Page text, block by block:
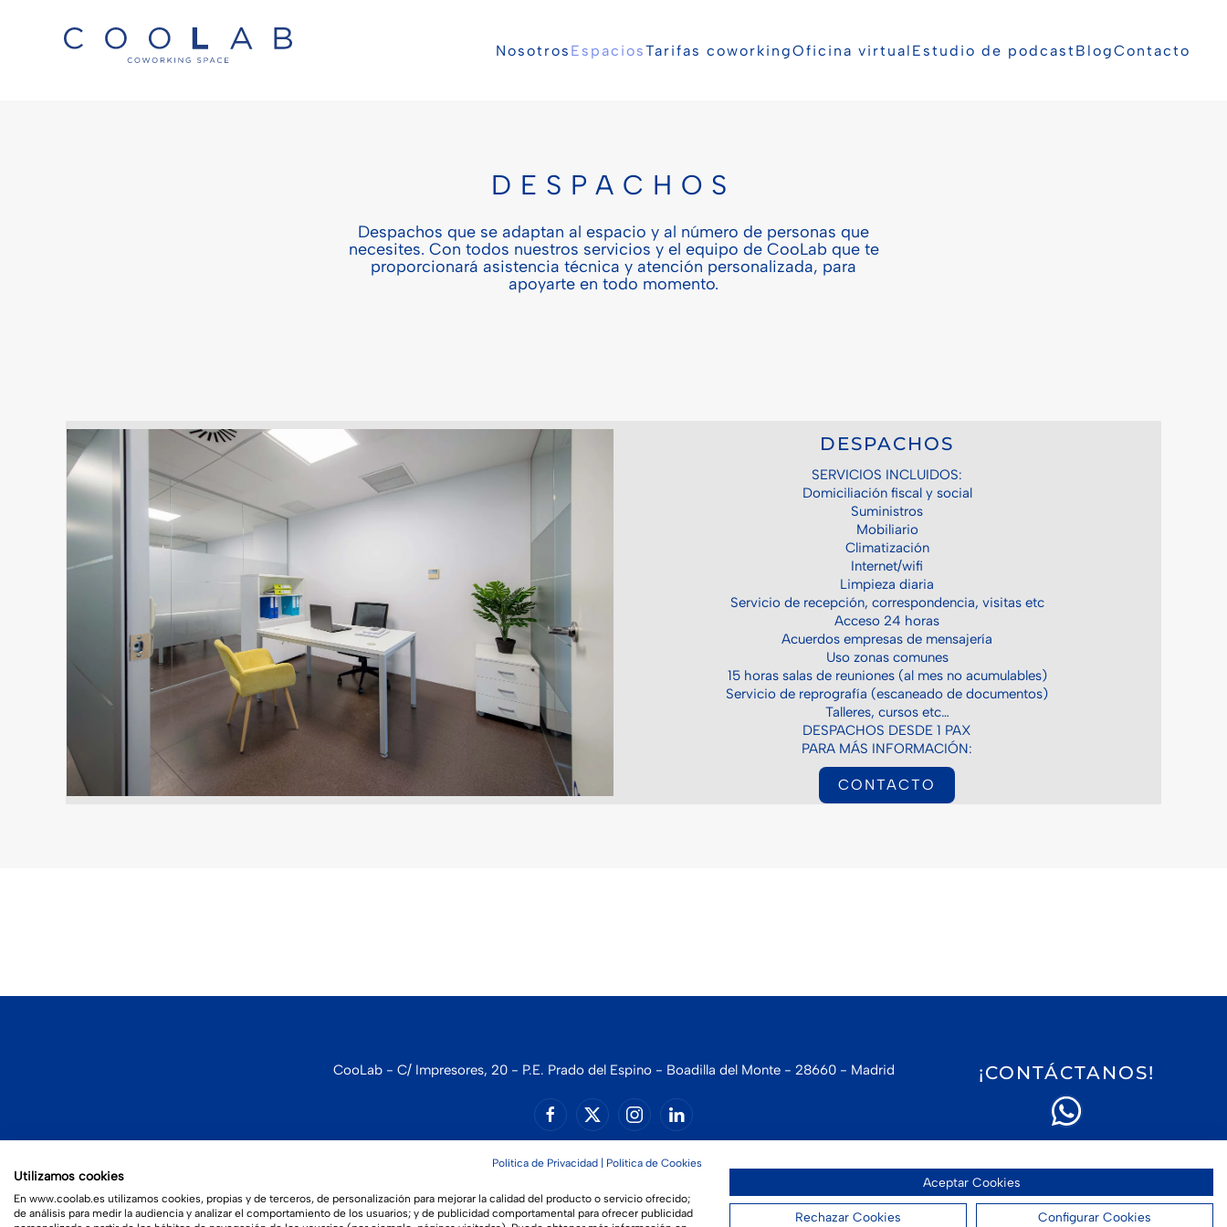
Skip to main content Nosotros EspaciosTarifas coworkingOficina virtual Estudio de podcast BlogContacto
DESPACHOS
Despachos que se adaptan al espacio y al número de personas que
necesites. Con todos nuestros servicios y el equipo de CooLab que te
proporcionará asistencia técnica y atención personalizada, para
apoyarte en todo momento.
DESPACHOS
SERVICIOS INCLUIDOS:
Domiciliación fiscal y social
Suministros
Mobiliario
Climatización
Internet/wifi
Limpieza diaria
Servicio de recepción, correspondencia, visitas etc
Acceso 24 horas
Acuerdos empresas de mensajería
Uso zonas comunes
15 horas salas de reuniones (al mes no acumulables)
Servicio de reprografía (escaneado de documentos)
Talleres, cursos etc…
DESPACHOS DESDE 1 PAX
PARA MÁS INFORMACIÓN:
CONTACTO
CooLab - C/ Impresores, 20 - P.E. Prado del Espino - Boadilla del Monte - 28660 - Madrid
Aviso legal|Política de privacidad|Política de cookies
¡CONTÁCTANOS!
Política de Privacidad Política de Cookies
Utilizamos cookies
En www.coolab.es utilizamos cookies, propias y de terceros, de personalización para mejorar la calidad del producto o servicio ofrecido;
de análisis para medir la audiencia y analizar el comportamiento de los usuarios; y de publicidad comportamental para ofrecer publicidad
Aceptar Cookies
Rechazar Cookies Configurar Cookies